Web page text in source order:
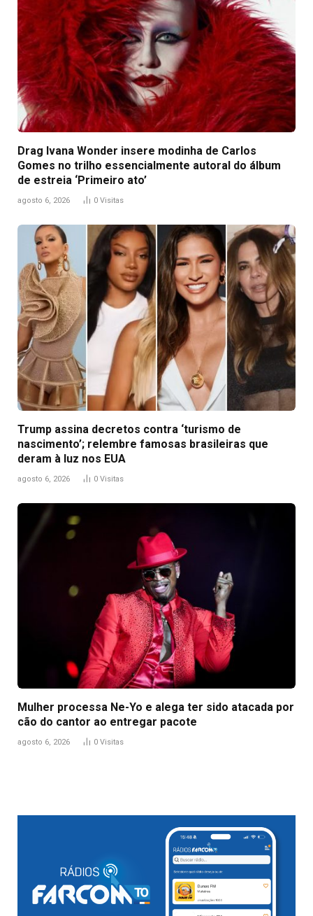
Drag Ivana Wonder insere modinha de Carlos
Gomes no trilho essencialmente autoral do álbum
de estreia ‘Primeiro ato’
agosto 6, 2026 0 Visitas
Trump assina decretos contra ‘turismo de
nascimento’; relembre famosas brasileiras que
deram à luz nos EUA
agosto 6, 2026 0 Visitas
Mulher processa Ne-Yo e alega ter sido atacada por
cão do cantor ao entregar pacote
agosto 6, 2026 0 Visitas